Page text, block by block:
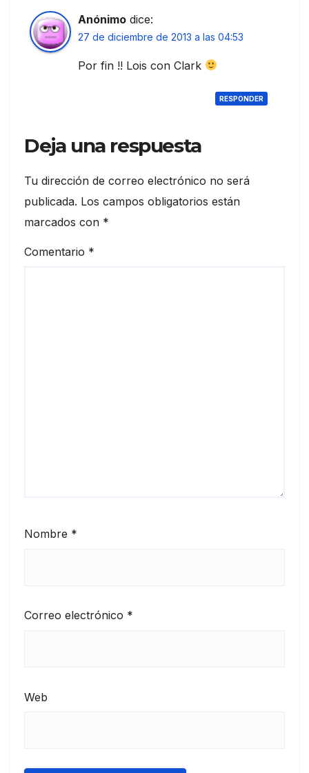
Anónimo dice:
27 de diciembre de 2013 a las 04:53
Por fin !! Lois con Clark
RESPONDER
Deja una respuesta
Tu dirección de correo electrónico no será
publicada. Los campos obligatorios están
marcados con *
Comentario *
Nombre *
Correo electrónico *
Web